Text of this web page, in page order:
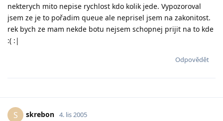
nekterych mito nepise rychlost kdo kolik jede. Vypozoroval
jsem ze je to pořadim queue ale neprisel jsem na zakonitost.
rek bych ze mam nekde botu nejsem schopnej prijit na to kde
:( :|
Odpovědět
S skrebon 4. lis 2005